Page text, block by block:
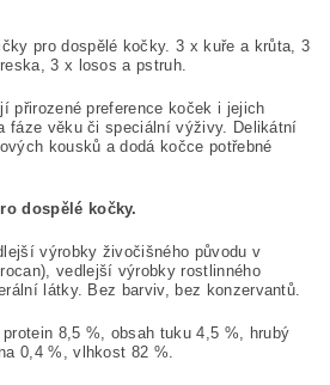
pro dospělé kočky. 3 x kuře a krůta, 3
3 x losos a pstruh.
přirozené preference koček i jejich
fáze věku či speciální výživy. Delikátní
kousků a dodá kočce potřebné
dospělé kočky.
výrobky živočišného původu v
vedlejší výrobky rostlinného
látky. Bez barviv, bez konzervantů.
protein 8,5 %, obsah tuku 4,5 %, hrubý
0,4 %, vlhkost 82 %.